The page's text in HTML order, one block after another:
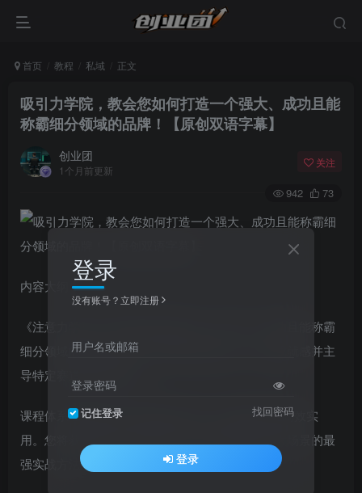
首页 教程 私域 正文
吸引力学院，教会您如何打造一个强大、成功且能
称霸细分领域的品牌！【原创双语字幕】
创业团
1个月前更新
关注
942 73
内容大纲：
《注意力学院》将教会您如何打造一个强大、成功且能称霸
细分领域的品牌。这是一条通往品牌成功、富有成就感并主
导特定赛道的完整路径。
课程体系经过超100小时的精心打造，结构强大且高效实
用。您将获得适用于电商运营与严肃品牌建设两大场景的最
强实战方法。
登录
没有账号？立即注册
用户名或邮箱
登录密码
记住登录 找回密码
登录